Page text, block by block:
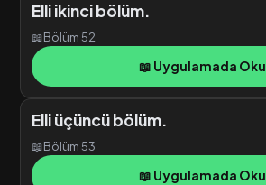
Elli ikinci bölüm.
📖Bölüm 52
📖 Uygulamada Oku
Elli üçüncü bölüm.
📖Bölüm 53
📖 Uygulamada Oku